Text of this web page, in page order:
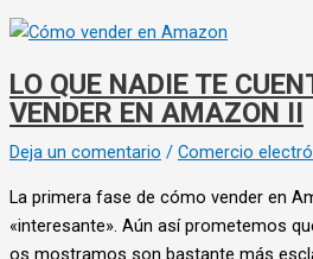
LO QUE NADIE TE
VENDER EN AMAZON II
Deja un comentario / Comercio
La primera fase de cómo vender en
«interesante». Aún así prometemos
os mostramos son bastante más